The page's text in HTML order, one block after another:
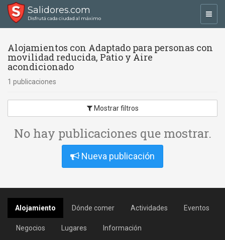
Salidores.com
Disfrutá cada ciudad al máximo
Alojamientos con Adaptado para personas con
movilidad reducida, Patio y Aire
acondicionado
1 publicaciones
Mostrar filtros
No hay publicaciones que mostrar.
Nueva publicación
Alojamiento Dónde comer Actividades Eventos
Negocios Lugares Información